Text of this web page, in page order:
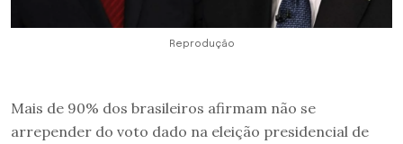
Reprodução
Mais de 90% dos brasileiros afirmam não se
arrepender do voto dado na eleição presidencial de